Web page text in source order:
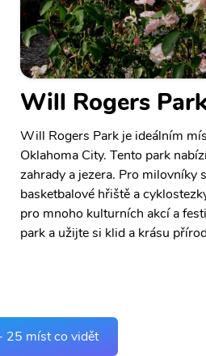
Will Rogers
Will Rogers Park je ideálním
Oklahoma City. Tento park
zahrady a jezera. Pro
basketbalové hřiště a
pro mnoho kulturních akcí a
park a užijte si klid a krásu
25 míst co vidět